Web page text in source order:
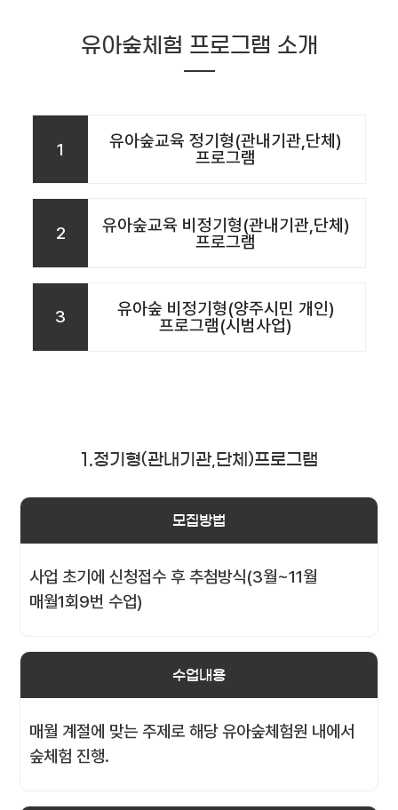
유아숲체험 프로그램 소개
1
유아숲교육 정기형(관내기관,단체)
프로그램
2
유아숲교육 비정기형(관내기관,단체)
프로그램
3
유아숲 비정기형(양주시민 개인)
프로그램(시범사업)
1.정기형(관내기관,단체)프로그램
모집방법
사업 초기에 신청접수 후 추첨방식(3월~11월
매월1회9번 수업)
수업내용
매월 계절에 맞는 주제로 해당 유아숲체험원 내에서
숲체험 진행.